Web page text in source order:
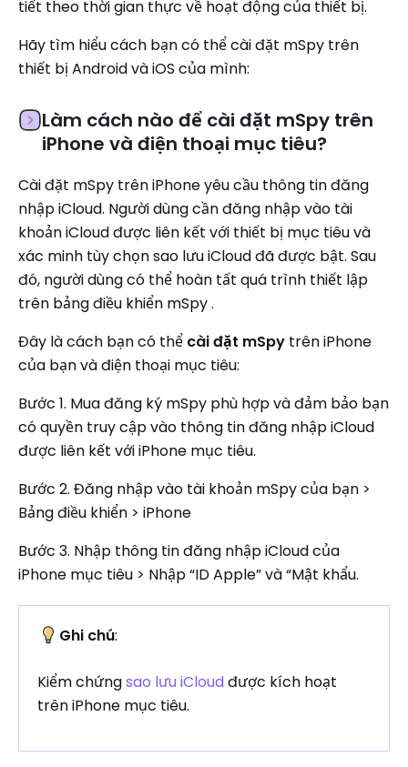
tiết theo thời gian thực về hoạt động của thiết bị.
Hãy tìm hiểu cách bạn có thể cài đặt mSpy trên
thiết bị Android và iOS của mình:
Làm cách nào để cài đặt mSpy trên
iPhone và điện thoại mục tiêu?
Cài đặt mSpy trên iPhone yêu cầu thông tin đăng
nhập iCloud. Người dùng cần đăng nhập vào tài
khoản iCloud được liên kết với thiết bị mục tiêu và
xác minh tùy chọn sao lưu iCloud đã được bật. Sau
đó, người dùng có thể hoàn tất quá trình thiết lập
trên bảng điều khiển mSpy .
Đây là cách bạn có thể cài đặt mSpy trên iPhone
của bạn và điện thoại mục tiêu:
Bước 1. Mua đăng ký mSpy phù hợp và đảm bảo bạn
có quyền truy cập vào thông tin đăng nhập iCloud
được liên kết với iPhone mục tiêu.
Bước 2. Đăng nhập vào tài khoản mSpy của bạn >
Bảng điều khiển > iPhone
Bước 3. Nhập thông tin đăng nhập iCloud của
iPhone mục tiêu > Nhập “ID Apple” và “Mật khẩu.
Ghi chú:
Kiểm chứngsao lưu iCloud được kích hoạt
trên iPhone mục tiêu.